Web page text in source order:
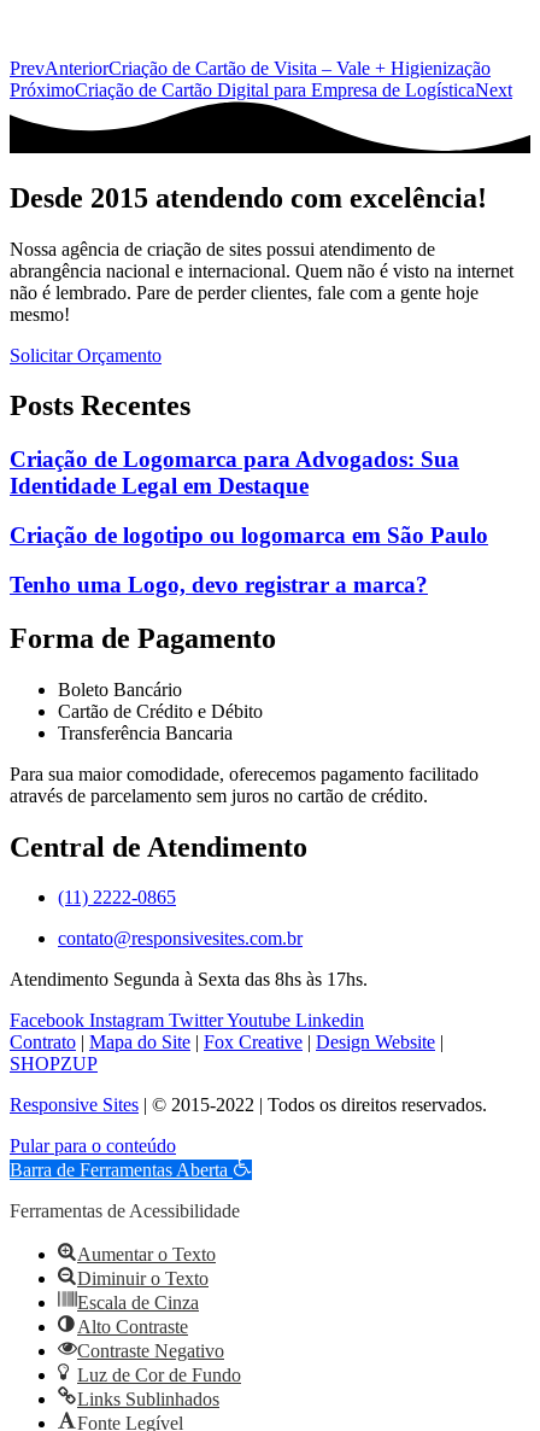
PrevAnteriorCriação de Cartão de Visita – Vale + Higienização
PróximoCriação de Cartão Digital para Empresa de LogísticaNext
Desde 2015 atendendo com excelência!
Nossa agência de criação de sites possui atendimento de
abrangência nacional e internacional. Quem não é visto na internet
não é lembrado. Pare de perder clientes, fale com a gente hoje
mesmo!
Solicitar Orçamento
Posts Recentes
Criação de Logomarca para Advogados: Sua
Identidade Legal em Destaque
Criação de logotipo ou logomarca em São Paulo
Tenho uma Logo, devo registrar a marca?
Forma de Pagamento
Boleto Bancário
Cartão de Crédito e Débito
Transferência Bancaria
Para sua maior comodidade, oferecemos pagamento facilitado
através de parcelamento sem juros no cartão de crédito.
Central de Atendimento
(11) 2222-0865
contato@responsivesites.com.br
Atendimento Segunda à Sexta das 8hs às 17hs.
Facebook Instagram TwitterYoutube Linkedin
Contrato | Mapa do Site | Fox Creative | Design Website |
SHOPZUP
Responsive Sites | © 2015-2022 | Todos os direitos reservados.
Pular para o conteúdo
Barra de Ferramentas Aberta
Ferramentas de Acessibilidade
Aumentar o Texto
Diminuir o Texto
Escala de Cinza
Alto Contraste
Contraste Negativo
Luz de Cor de Fundo
Links Sublinhados
Fonte Legível